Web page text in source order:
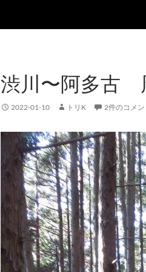
渋川〜阿多古
2022-01-10 トリK 2件のコメン